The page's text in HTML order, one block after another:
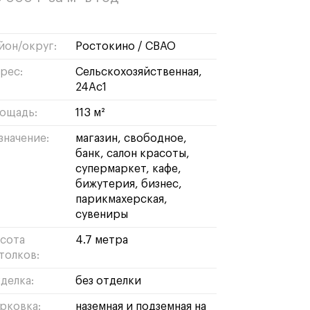
округ: ростокино / СВАО
Сельскохозяйственная,
24Ас1
113 м²
магазин свободное
банк
салон красоты
супермаркет
кафе
бижутерия бизнес
парикмахерская
сувениры
4.7 метра
без отделки
наземная и подземная на